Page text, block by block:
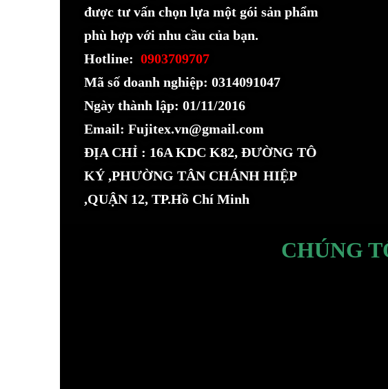
được tư vấn chọn lựa một gói sản phẩm
phù hợp với nhu cầu của bạn.
Hotline: 0903709707
Mã số doanh nghiệp: 0314091047
Ngày thành lập: 01/11/2016
Email: Fujitex.vn@gmail.com
ĐỊA CHỈ : 16A KDC K82, ĐƯỜNG TÔ
KÝ ,PHƯỜNG TÂN CHÁNH HIỆP
,QUẬN 12, TP.Hồ Chí Minh
CHÚNG